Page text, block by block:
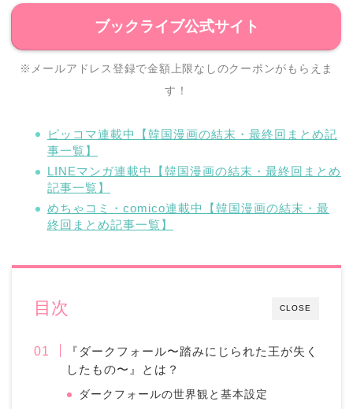
ブックライブ公式サイト
※メールアドレス登録で金額上限なしのクーポンがもらえま
す！
ピッコマ連載中【韓国漫画の結末・最終回まとめ記
事一覧】
LINEマンガ連載中【韓国漫画の結末・最終回まとめ
記事一覧】
めちゃコミ・comico連載中【韓国漫画の結末・最
終回まとめ記事一覧】
CLOSE
目次
『ダークフォール〜踏みにじられた王が失く
したもの〜』とは？
ダークフォールの世界観と基本設定